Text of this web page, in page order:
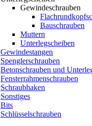
Gewindeschrauben
Bauschrauben
Muttern
Unterlegscheiben
Gewindestangen
Spenglerschrauben
Betonschrauben und
Fensterrahmenschrauben
Schraubhaken
Sonstiges
Bits
Schlüsselschrauben